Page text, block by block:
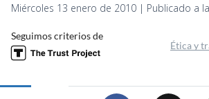
Miércoles 13 enero de 2010 | Publicado a
Seguimos criterios de
Ética y